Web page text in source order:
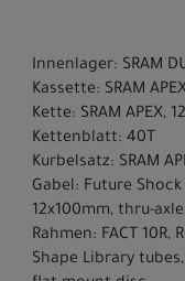
Innenlager: SRAM
Kassette: SRAM
Kette: SRAM APEX,
Kettenblatt: 40T
Kurbelsatz: SRAM
Gabel: Future
12x100mm, thru-
Rahmen: FACT
Shape Library